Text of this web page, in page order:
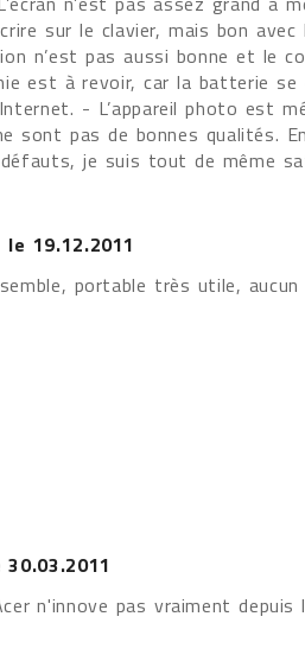
sur le clavier, mais bon avec
n’est pas aussi bonne et le
est à revoir, car la batterie
- L’appareil photo est
sont pas de bonnes qualités.
je suis tout de même
le 19.12.2011
portable très utile,
30.03.2011
n'innove pas vraiment depuis